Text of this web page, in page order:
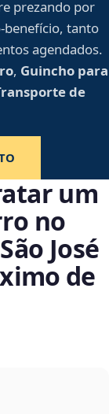
prezando por
benefício, tanto
agendados.
, Guincho para
de
um
no
José
de